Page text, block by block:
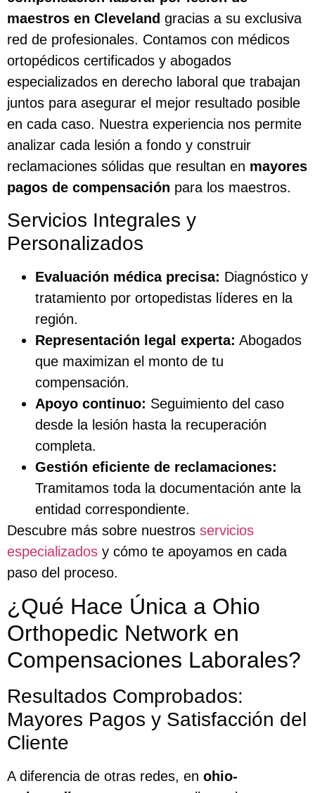
maestros en Cleveland gracias a su exclusiva
red de profesionales. Contamos con médicos
ortopédicos certificados y abogados
especializados en derecho laboral que trabajan
juntos para asegurar el mejor resultado posible
en cada caso. Nuestra experiencia nos permite
analizar cada lesión a fondo y construir
reclamaciones sólidas que resultan en mayores
pagos de compensación para los maestros.
Servicios Integrales y
Personalizados
Evaluación médica precisa: Diagnóstico y
tratamiento por ortopedistas líderes en la
región.
Representación legal experta: Abogados
que maximizan el monto de tu
compensación.
Apoyo continuo: Seguimiento del caso
desde la lesión hasta la recuperación
completa.
Gestión eficiente de reclamaciones:
Tramitamos toda la documentación ante la
entidad correspondiente.
Descubre más sobre nuestros servicios
especializados y cómo te apoyamos en cada
paso del proceso.
¿Qué Hace Única a Ohio
Orthopedic Network en
Compensaciones Laborales?
Resultados Comprobados:
Mayores Pagos y Satisfacción del
Cliente
A diferencia de otras redes, en ohio-